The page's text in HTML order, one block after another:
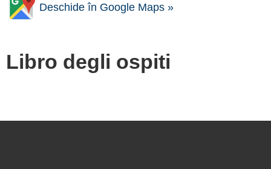
Deschide în Google Maps »
Libro degli ospiti